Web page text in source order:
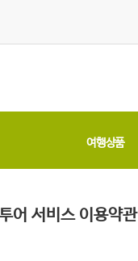
여행상품
어 서비스 이용약관